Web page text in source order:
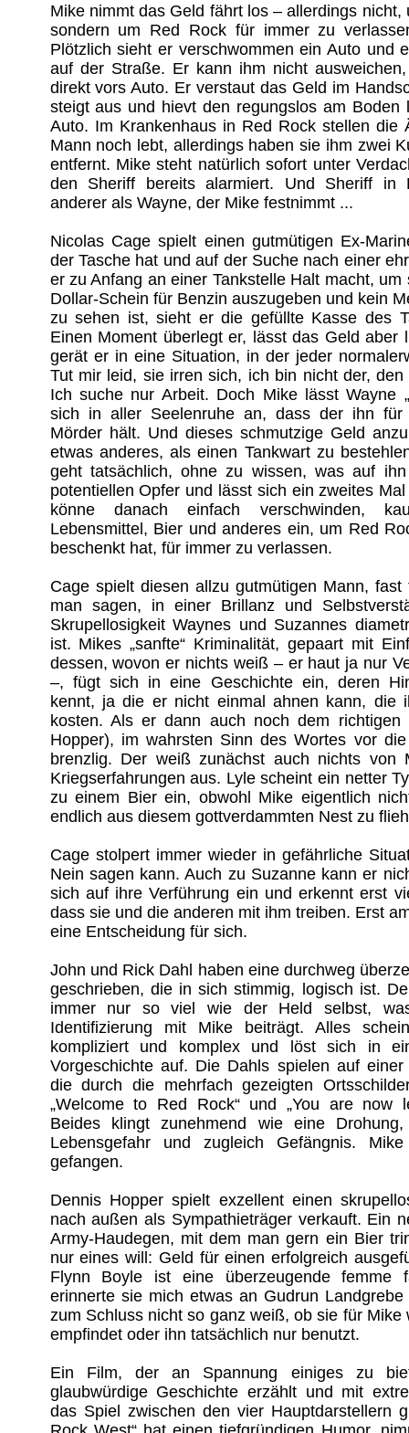
Mike nimmt das Geld fährt los – allerdings nicht,
sondern um Red Rock für immer zu
Plötzlich sieht er verschwommen ein Auto und
auf der Straße. Er kann ihm nicht
direkt vors Auto. Er verstaut das Geld im
steigt aus und hievt den regungslos am Boden
Auto. Im Krankenhaus in Red Rock stellen die
Mann noch lebt, allerdings haben sie ihm zwei
entfernt. Mike steht natürlich sofort unter
den Sheriff bereits alarmiert. Und Sheriff in
anderer als Wayne, der Mike festnimmt ...
Nicolas Cage spielt einen gutmütigen Ex-
der Tasche hat und auf der Suche nach einer
er zu Anfang an einer Tankstelle Halt macht,
Dollar-Schein für Benzin auszugeben und kein
zu sehen ist, sieht er die gefüllte Kasse des
Einen Moment überlegt er, lässt das Geld aber
gerät er in eine Situation, in der jeder
Tut mir leid, sie irren sich, ich bin nicht der,
Ich suche nur Arbeit. Doch Mike lässt Wayne
sich in aller Seelenruhe an, dass der ihn für
Mörder hält. Und dieses schmutzige Geld
etwas anderes, als einen Tankwart zu
geht tatsächlich, ohne zu wissen, was auf
potentiellen Opfer und lässt sich ein zweites
könne danach einfach verschwinden,
Lebensmittel, Bier und anderes ein, um Red
beschenkt hat, für immer zu verlassen.
Cage spielt diesen allzu gutmütigen Mann, fast
man sagen, in einer Brillanz und
Skrupellosigkeit Waynes und Suzannes
ist. Mikes „sanfte“ Kriminalität, gepaart mit
dessen, wovon er nichts weiß – er haut ja nur
–, fügt sich in eine Geschichte ein, deren
kennt, ja die er nicht einmal ahnen kann, die
kosten. Als er dann auch noch dem richtigen
Hopper), im wahrsten Sinn des Wortes vor
brenzlig. Der weiß zunächst auch nichts von
Kriegserfahrungen aus. Lyle scheint ein netter
zu einem Bier ein, obwohl Mike eigentlich
endlich aus diesem gottverdammten Nest zu
Cage stolpert immer wieder in gefährliche
Nein sagen kann. Auch zu Suzanne kann er
sich auf ihre Verführung ein und erkennt erst
dass sie und die anderen mit ihm treiben. Erst
eine Entscheidung für sich.
John und Rick Dahl haben eine durchweg
geschrieben, die in sich stimmig, logisch ist.
immer nur so viel wie der Held selbst,
Identifizierung mit Mike beiträgt. Alles
kompliziert und komplex und löst sich in
Vorgeschichte auf. Die Dahls spielen auf einer
die durch die mehrfach gezeigten
„Welcome to Red Rock“ und „You are now
Beides klingt zunehmend wie eine
Lebensgefahr und zugleich Gefängnis.
gefangen.
Dennis Hopper spielt exzellent einen
nach außen als Sympathieträger verkauft. Ein
Army-Haudegen, mit dem man gern ein Bier
nur eines will: Geld für einen erfolgreich
Flynn Boyle ist eine überzeugende femme
erinnerte sie mich etwas an Gudrun
zum Schluss nicht so ganz weiß, ob sie für Mike
empfindet oder ihn tatsächlich nur benutzt.
Ein Film, der an Spannung einiges zu
glaubwürdige Geschichte erzählt und mit
das Spiel zwischen den vier Hauptdarstellern